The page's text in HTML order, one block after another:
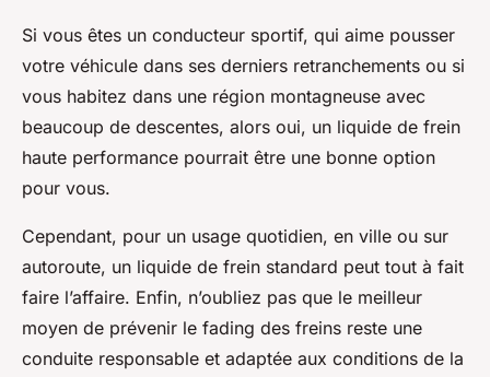
Si vous êtes un conducteur sportif, qui aime pousser
votre véhicule dans ses derniers retranchements ou si
vous habitez dans une région montagneuse avec
beaucoup de descentes, alors oui, un liquide de frein
haute performance pourrait être une bonne option
pour vous.
Cependant, pour un usage quotidien, en ville ou sur
autoroute, un liquide de frein standard peut tout à fait
faire l’affaire. Enfin, n’oubliez pas que le meilleur
moyen de prévenir le fading des freins reste une
conduite responsable et adaptée aux conditions de la